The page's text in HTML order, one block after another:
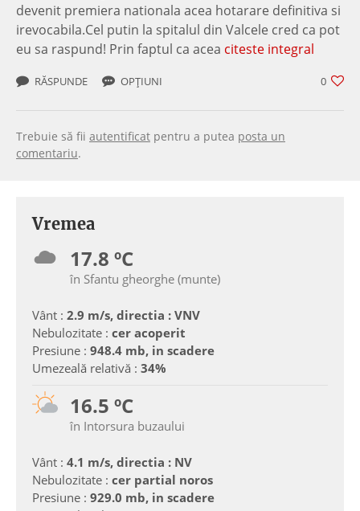
devenit premiera nationala acea hotarare definitiva si
irevocabila.Cel putin la spitalul din Valcele cred ca pot
eu sa raspund! Prin faptul ca acea citeste integral
0
RĂSPUNDE OPȚIUNI
Trebuie să fii autentificat pentru a putea posta un
comentariu.
Vremea
17.8 ºC
în Sfantu gheorghe (munte)
Vânt : 2.9 m/s, directia : VNV
Nebulozitate : cer acoperit
Presiune : 948.4 mb, in scadere
Umezeală relativă : 34%
16.5 ºC
în Intorsura buzaului
Vânt : 4.1 m/s, directia : NV
Nebulozitate : cer partial noros
Presiune : 929.0 mb, in scadere